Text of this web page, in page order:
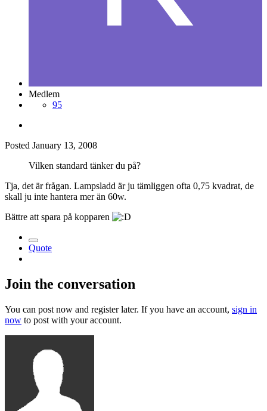
Medlem
95
Posted January 13, 2008
Vilken standard tänker du på?
Tja, det är frågan. Lampsladd är ju tämliggen ofta 0,75 kvadrat, de
skall ju inte hantera mer än 60w.
Bättre att spara på kopparen
Quote
Join the conversation
You can post now and register later. If you have an account, sign in
now to post with your account.